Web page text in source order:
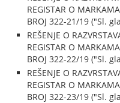
REGISTAR O
BROJ 322-21/19 ("Sl.
REŠENJE O
REGISTAR O
BROJ 322-22/19 ("Sl.
REŠENJE O
REGISTAR O
BROJ 322-23/19 ("Sl.